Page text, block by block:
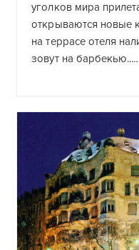
уголков мира
открываются новые
на террасе отеля
зовут на